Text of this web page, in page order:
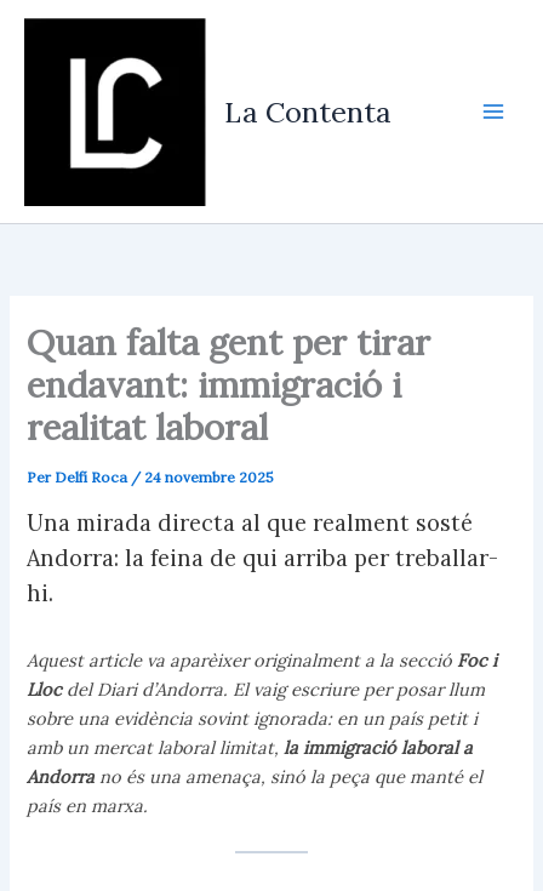
Vés
La Contenta
Quan falta gent per tirar
endavant: immigració i
realitat laboral
Per Delfí Roca / 24 novembre 2025
Una mirada directa al que realment sosté
Andorra: la feina de qui arriba per treballar-
hi.
Aquest article va aparèixer originalment a la seccióFoc i
LlocdelDiari d’Andorra. El vaig escriure per posar llum
sobre una evidència sovint ignorada: en un país petit i
amb un mercat laboral limitat,la immigració laboral a
Andorra no és una amenaça, sinó la peça que manté el
país en marxa.